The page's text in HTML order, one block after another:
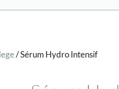
/ Sérum Hydro Intensif